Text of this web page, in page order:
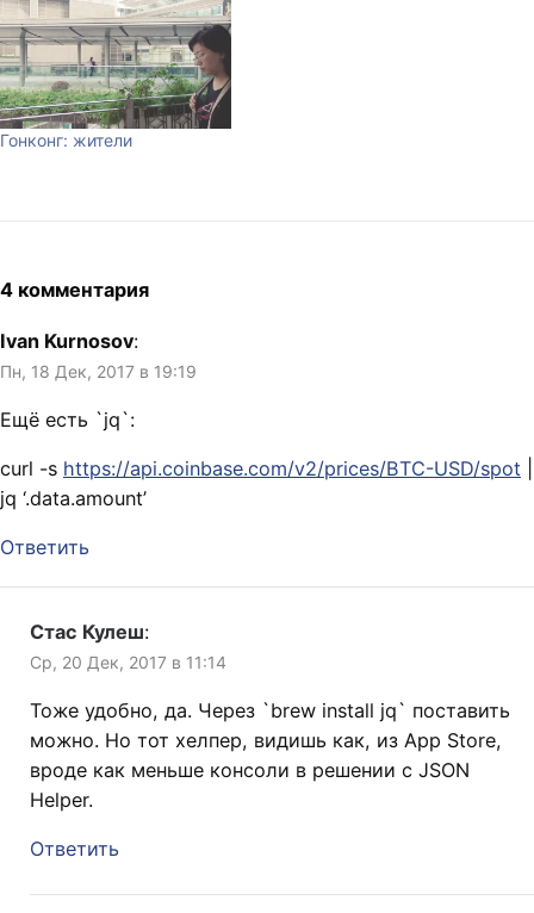
Гонконг: жители
4 комментария
Ivan Kurnosov:
Пн, 18 Дек, 2017 в 19:19
Ещё есть `jq`:
curl -s https://api.coinbase.com/v2/prices/BTC-USD/spot
jq ‘.data.amount’
Ответить
Стас Кулеш:
Ср, 20 Дек, 2017 в 11:14
Тоже удобно, да. Через `brew install jq` поставить
можно. Но тот хелпер, видишь как, из App Store,
вроде как меньше консоли в решении с JSON
Helper.
Ответить